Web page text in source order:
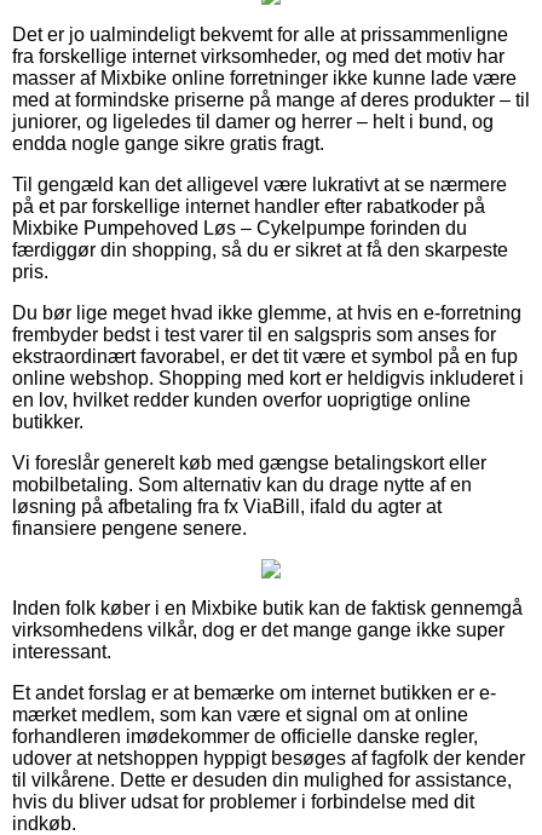
Det er jo ualmindeligt bekvemt for alle at prissammenligne
fra forskellige internet virksomheder, og med det motiv har
masser af Mixbike online forretninger ikke kunne lade være
med at formindske priserne på mange af deres produkter – til
juniorer, og ligeledes til damer og herrer – helt i bund, og
endda nogle gange sikre gratis fragt.
Til gengæld kan det alligevel være lukrativt at se nærmere
på et par forskellige internet handler efter rabatkoder på
Mixbike Pumpehoved Løs – Cykelpumpe forinden du
færdiggør din shopping, så du er sikret at få den skarpeste
pris.
Du bør lige meget hvad ikke glemme, at hvis en e-forretning
frembyder bedst i test varer til en salgspris som anses for
ekstraordinært favorabel, er det tit være et symbol på en fup
online webshop. Shopping med kort er heldigvis inkluderet i
en lov, hvilket redder kunden overfor uoprigtige online
butikker.
Vi foreslår generelt køb med gængse betalingskort eller
mobilbetaling. Som alternativ kan du drage nytte af en
løsning på afbetaling fra fx ViaBill, ifald du agter at
finansiere pengene senere.
Inden folk køber i en Mixbike butik kan de faktisk gennemgå
virksomhedens vilkår, dog er det mange gange ikke super
interessant.
Et andet forslag er at bemærke om internet butikken er e-
mærket medlem, som kan være et signal om at online
forhandleren imødekommer de officielle danske regler,
udover at netshoppen hyppigt besøges af fagfolk der kender
til vilkårene. Dette er desuden din mulighed for assistance,
hvis du bliver udsat for problemer i forbindelse med dit
indkøb.